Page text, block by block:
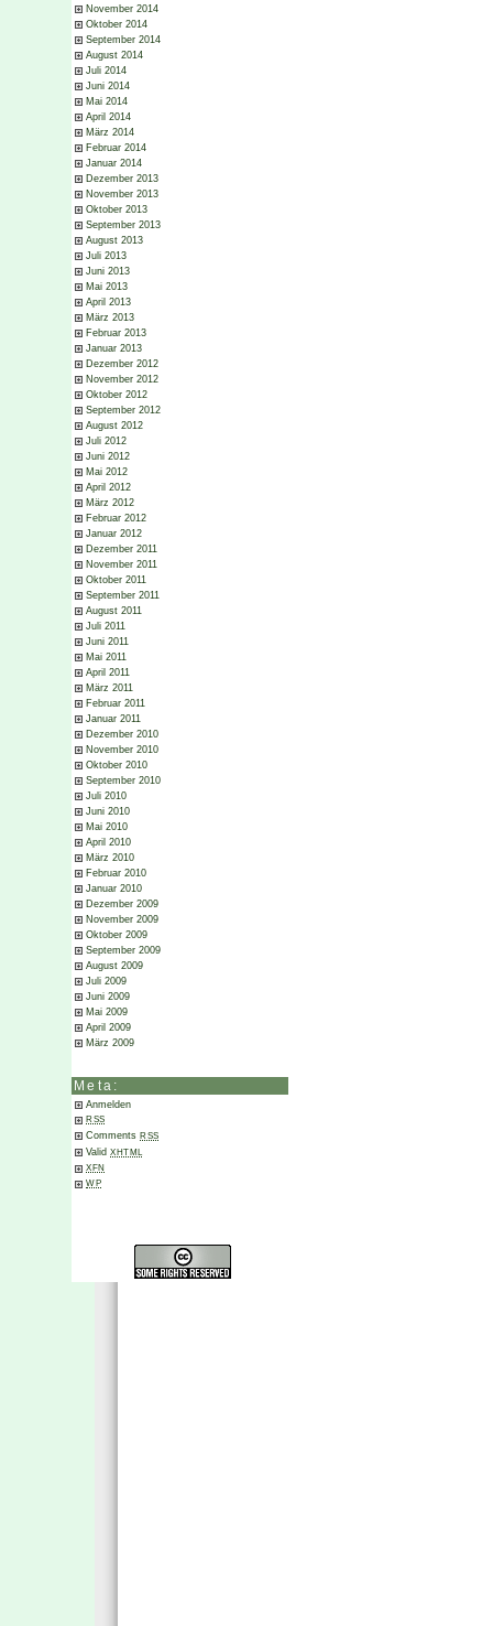
November 2014
Oktober 2014
September 2014
August 2014
Juli 2014
Juni 2014
Mai 2014
April 2014
März 2014
Februar 2014
Januar 2014
Dezember 2013
November 2013
Oktober 2013
September 2013
August 2013
Juli 2013
Juni 2013
Mai 2013
April 2013
März 2013
Februar 2013
Januar 2013
Dezember 2012
November 2012
Oktober 2012
September 2012
August 2012
Juli 2012
Juni 2012
Mai 2012
April 2012
März 2012
Februar 2012
Januar 2012
Dezember 2011
November 2011
Oktober 2011
September 2011
August 2011
Juli 2011
Juni 2011
Mai 2011
April 2011
März 2011
Februar 2011
Januar 2011
Dezember 2010
November 2010
Oktober 2010
September 2010
Juli 2010
Juni 2010
Mai 2010
April 2010
März 2010
Februar 2010
Januar 2010
Dezember 2009
November 2009
Oktober 2009
September 2009
August 2009
Juli 2009
Juni 2009
Mai 2009
April 2009
März 2009
Meta:
Anmelden
RSS
Comments RSS
Valid XHTML
XFN
WP